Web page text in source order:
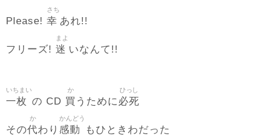
Please! 幸
さち
あれ!!
フリーズ! 迷
まよ
いなんて!!
一枚
いちまい
の CD 買
か
うために必死
ひっし
その代
か
わり 感動
かんどう
もひときわだった